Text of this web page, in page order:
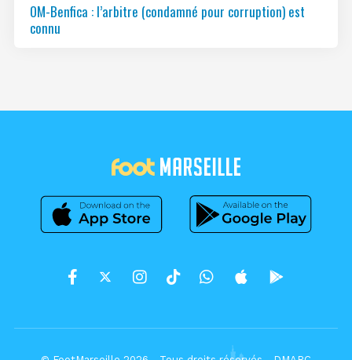
OM-Benfica : l’arbitre (condamné pour corruption) est
connu